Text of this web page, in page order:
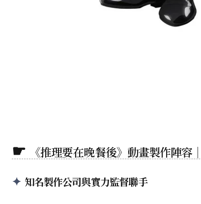
《推理要在晚餐後》動畫製作陣
知名製作公司與實力監督聯手